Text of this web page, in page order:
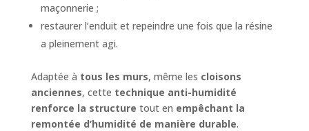
maçonnerie ;
restaurer l’enduit et repeindre une fois que la résine
a pleinement agi.
Adaptée à tous les murs, même les cloisons
anciennes, cette technique anti-humidité
renforce la structure tout en empêchant la
remontée d’humidité de manière durable.